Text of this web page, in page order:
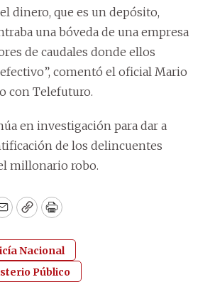
dinero, que es un depósito,
una bóveda de una empresa
de caudales donde ellos
comentó el oficial Mario
con Telefuturo.
en investigación para dar a
de los delincuentes
millonario robo.
EmailCopyPrint
Nacional
Público